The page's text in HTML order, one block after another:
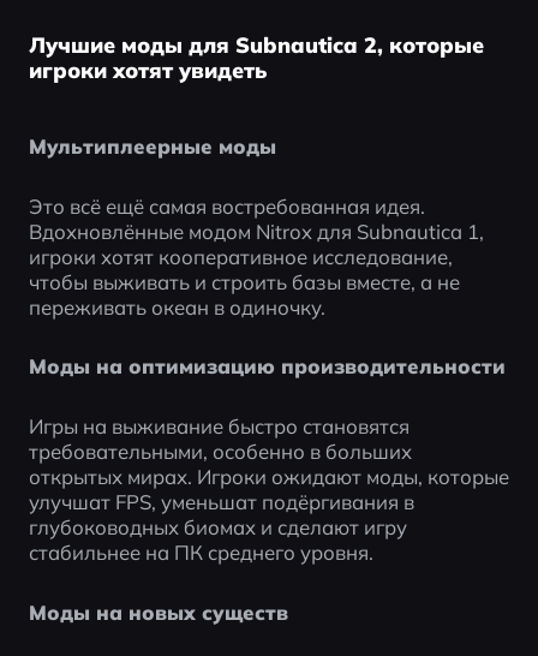
Лучшие моды для Subnautica 2, которые
игроки хотят увидеть
Мультиплеерные моды
Это всё ещё самая востребованная идея.
Вдохновлённые модом Nitrox для Subnautica 1,
игроки хотят кооперативное исследование,
чтобы выживать и строить базы вместе, а не
переживать океан в одиночку.
Моды на оптимизацию производительности
Игры на выживание быстро становятся
требовательными, особенно в больших
открытых мирах. Игроки ожидают моды, которые
улучшат FPS, уменьшат подёргивания в
глубоководных биомах и сделают игру
стабильнее на ПК среднего уровня.
Моды на новых существ